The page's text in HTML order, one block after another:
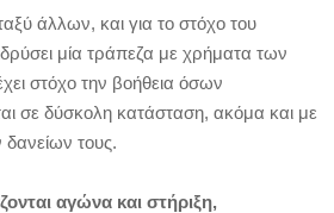
άλλων, και για το στόχο του
μία τράπεζα με χρήματα των
στόχο την βοήθεια όσων
σε δύσκολη κατάσταση, ακόμα και με
τους.
αγώνα και στήριξη,